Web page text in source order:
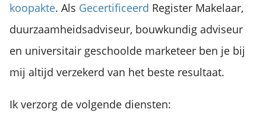
koopakte. Als Gecertificeerd Register Makelaar,
duurzaamheidsadviseur, bouwkundig adviseur
en universitair geschoolde marketeer ben je bij
mij altijd verzekerd van het beste resultaat.
Ik verzorg de volgende diensten: